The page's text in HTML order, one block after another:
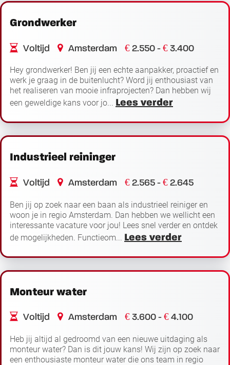
Grondwerker
Voltijd Amsterdam € 2.550 - € 3.400
Hey grondwerker! Ben jij een echte aanpakker, proactief en
werk je graag in de buitenlucht? Word jij enthousiast van
het realiseren van mooie infraprojecten? Dan hebben wij
een geweldige kans voor jo... Lees verder
Industrieel reininger
Voltijd Amsterdam € 2.565 - € 2.645
Ben jij op zoek naar een baan als industrieel reiniger en
woon je in regio Amsterdam. Dan hebben we wellicht een
interessante vacature voor jou! Lees snel verder en ontdek
de mogelijkheden. Functieom... Lees verder
Monteur water
Voltijd Amsterdam € 3.600 - € 4.100
Heb jij altijd al gedroomd van een nieuwe uitdaging als
monteur water? Dan is dit jouw kans! Wij zijn op zoek naar
een enthousiaste monteur water die ons team in regio